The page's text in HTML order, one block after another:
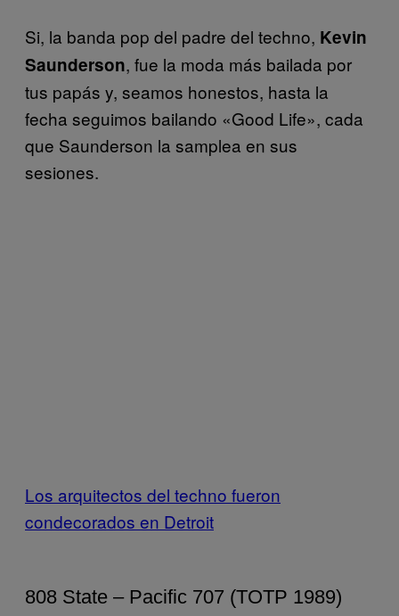
Si, la banda pop del padre del techno, Kevin
Saunderson, fue la moda más bailada por
tus papás y, seamos honestos, hasta la
fecha seguimos bailando «Good Life», cada
que Saunderson la samplea en sus
sesiones.
Los arquitectos del techno fueron
condecorados en Detroit
808 State – Pacific 707 (TOTP 1989)